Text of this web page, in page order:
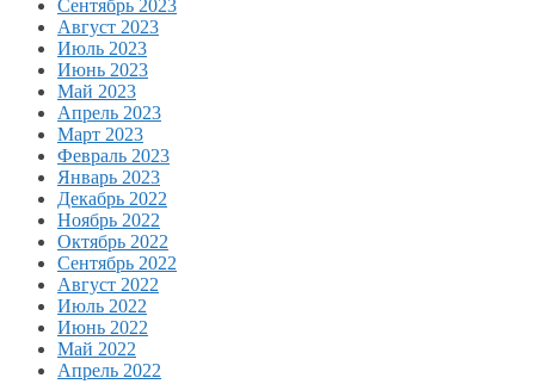
Сентябрь 2023
Август 2023
Июль 2023
Июнь 2023
Май 2023
Апрель 2023
Март 2023
Февраль 2023
Январь 2023
Декабрь 2022
Ноябрь 2022
Октябрь 2022
Сентябрь 2022
Август 2022
Июль 2022
Июнь 2022
Май 2022
Апрель 2022